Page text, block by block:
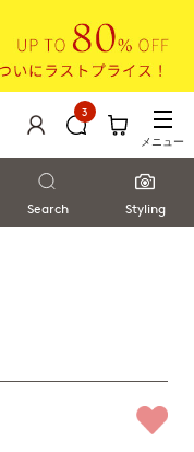
3
メニュー
Search Styling